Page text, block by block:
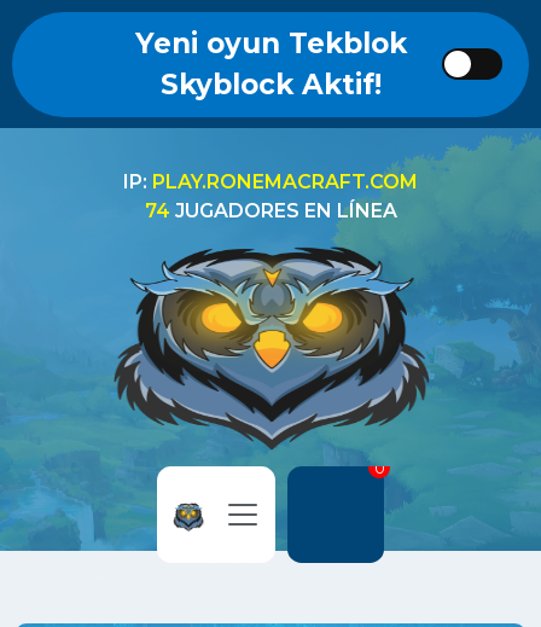
Yeni oyun Tekblok
Skyblock Aktif!
IP: PLAY.RONEMACRAFT.COM
74 JUGADORES EN LÍNEA
0